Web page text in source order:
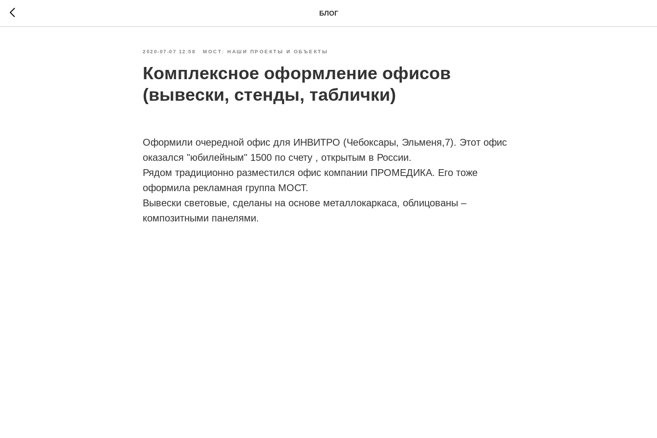
БЛОГ
2020-07-07 12:58 МОСТ: НАШИ ПРОЕКТЫ И ОБЪЕКТЫ
Комплексное оформление офисов
(вывески, стенды, таблички)
Оформили очередной офис для ИНВИТРО (Чебоксары, Эльменя,7). Этот офис
оказался "юбилейным" 1500 по счету , открытым в России.
Рядом традиционно разместился офис компании ПРОМЕДИКА. Его тоже
оформила рекламная группа МОСТ.
Вывески световые, сделаны на основе металлокаркаса, облицованы –
композитными панелями.